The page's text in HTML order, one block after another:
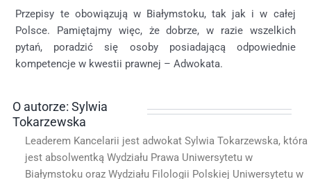
Przepisy te obowiązują w Białymstoku, tak jak i w całej
Polsce. Pamiętajmy więc, że dobrze, w razie wszelkich
pytań, poradzić się osoby posiadającą odpowiednie
kompetencje w kwestii prawnej – Adwokata.
O autorze: Sylwia
Tokarzewska
Leaderem Kancelarii jest adwokat Sylwia Tokarzewska, która
jest absolwentką Wydziału Prawa Uniwersytetu w
Białymstoku oraz Wydziału Filologii Polskiej Uniwersytetu w